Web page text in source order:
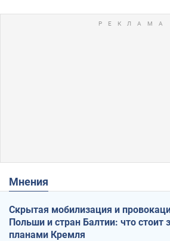
Мнения
Скрытая мобилизация и
Польши и стран Балтии: что стоит
планами Кремля